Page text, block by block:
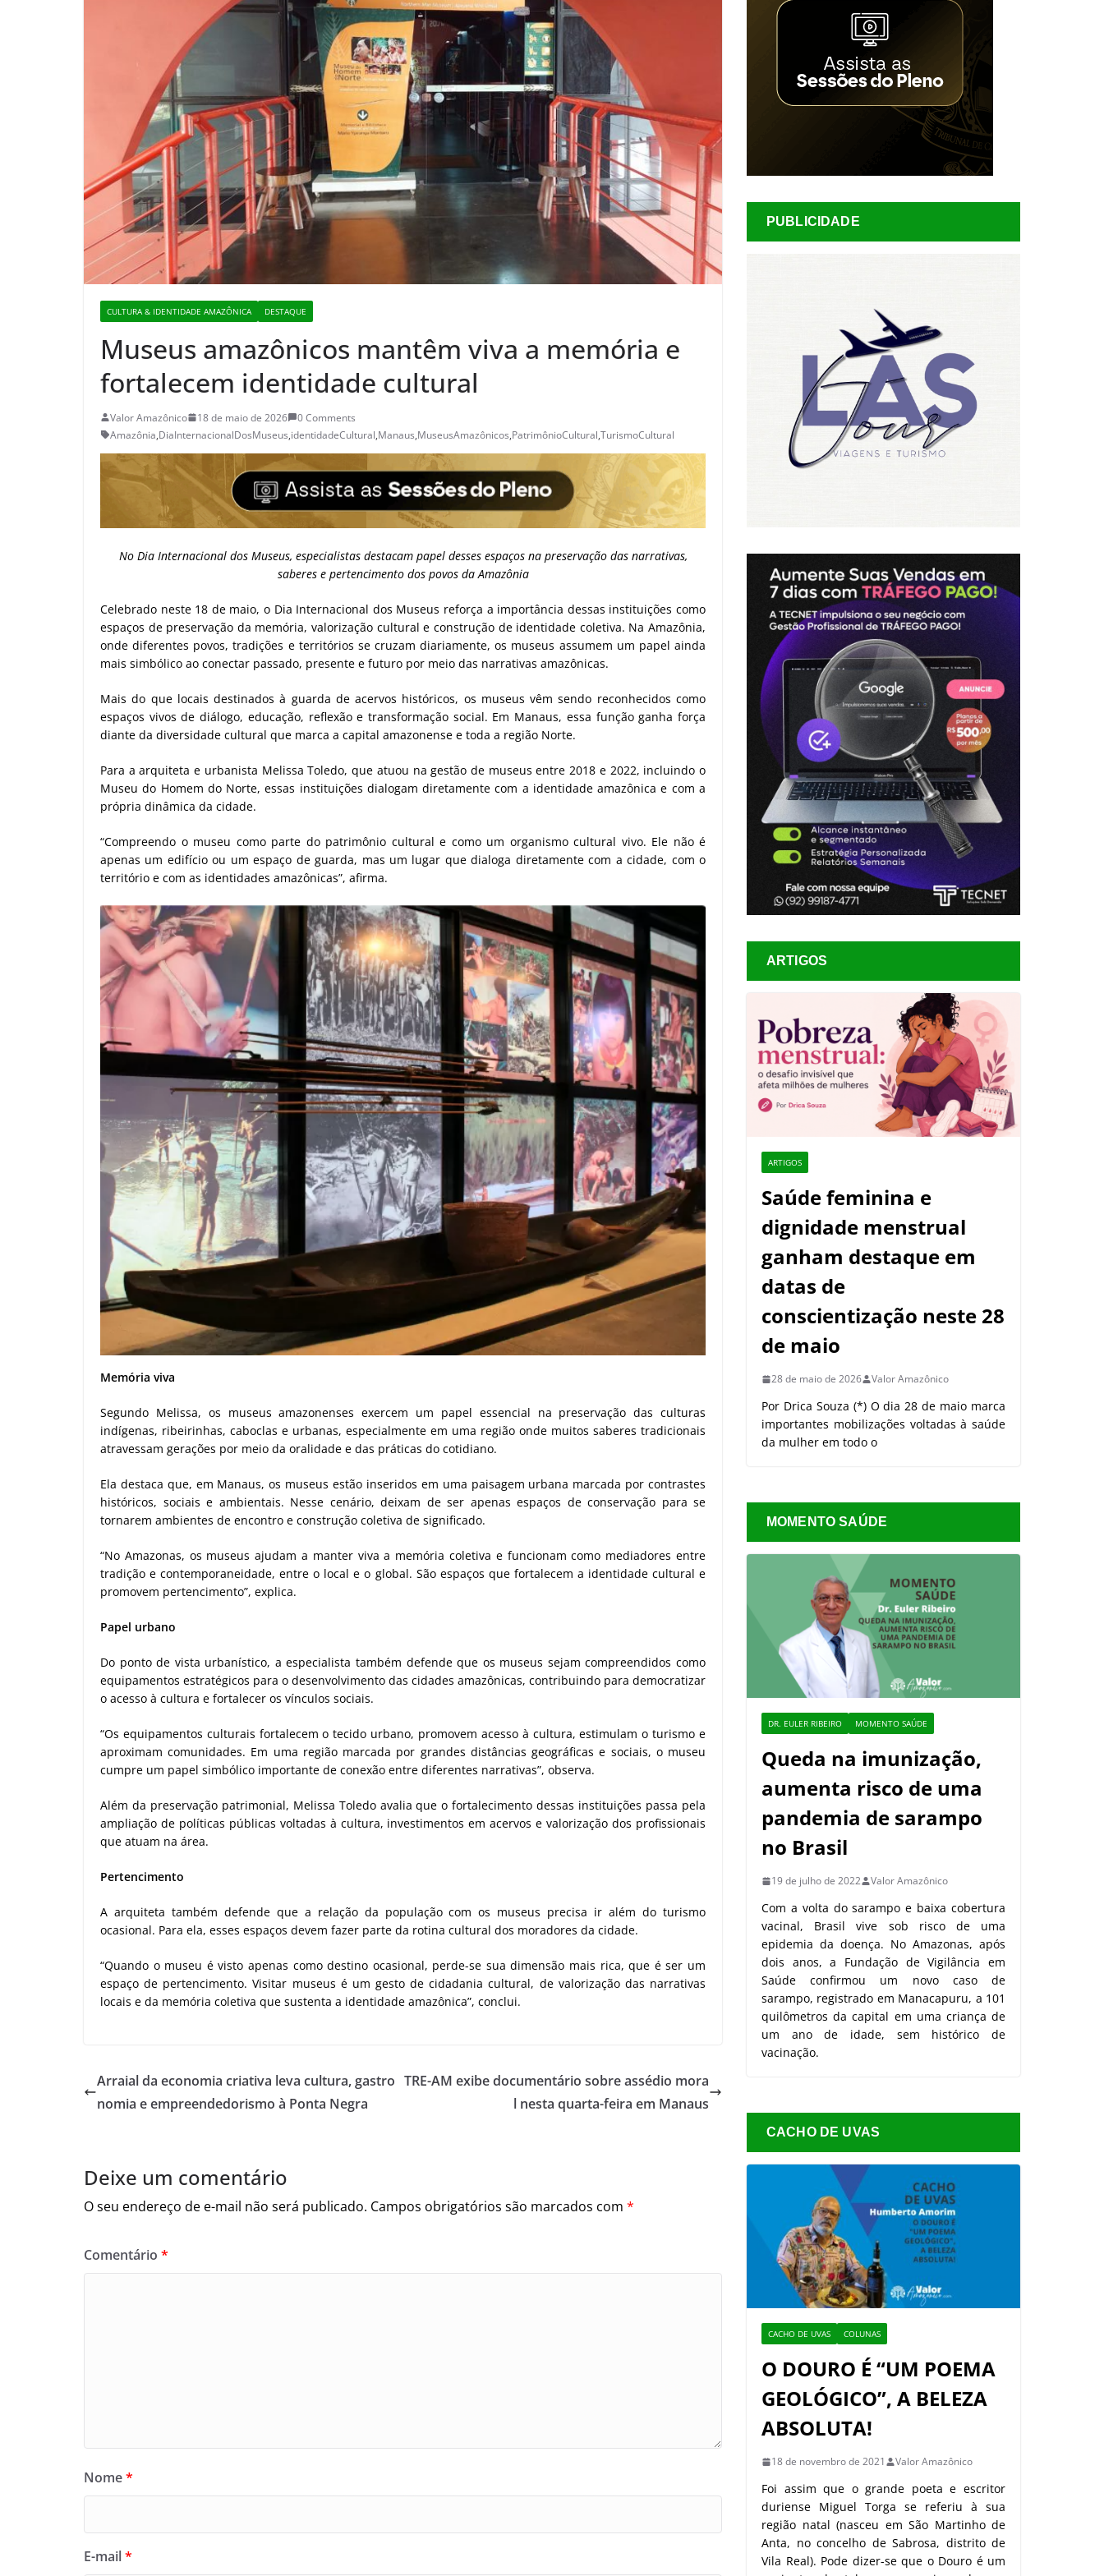
CULTURA & IDENTIDADE AMAZÔNICA DESTAQUE
Museus amazônicos mantêm viva a memória e
fortalecem identidade cultural
Valor Amazônico 18 de maio de 2026
0 Comments
Amazônia,DiaInternacionalDosMuseus,identidadeCultural,Manaus,MuseusAmazônicos,PatrimônioCultural,TurismoCultural
No Dia Internacional dos Museus, especialistas destacam papel desses espaços na preservação das narrativas,
saberes e pertencimento dos povos da Amazônia
Celebrado neste 18 de maio, o Dia Internacional dos Museus reforça a importância dessas instituições como
espaços de preservação da memória, valorização cultural e construção de identidade coletiva. Na Amazônia,
onde diferentes povos, tradições e territórios se cruzam diariamente, os museus assumem um papel ainda
mais simbólico ao conectar passado, presente e futuro por meio das narrativas amazônicas.
Mais do que locais destinados à guarda de acervos históricos, os museus vêm sendo reconhecidos como
espaços vivos de diálogo, educação, reflexão e transformação social. Em Manaus, essa função ganha força
diante da diversidade cultural que marca a capital amazonense e toda a região Norte.
Para a arquiteta e urbanista Melissa Toledo, que atuou na gestão de museus entre 2018 e 2022, incluindo o
Museu do Homem do Norte, essas instituições dialogam diretamente com a identidade amazônica e com a
própria dinâmica da cidade.
“Compreendo o museu como parte do patrimônio cultural e como um organismo cultural vivo. Ele não é
apenas um edifício ou um espaço de guarda, mas um lugar que dialoga diretamente com a cidade, com o
território e com as identidades amazônicas”, afirma.
Memória viva
Segundo Melissa, os museus amazonenses exercem um papel essencial na preservação das culturas
indígenas, ribeirinhas, caboclas e urbanas, especialmente em uma região onde muitos saberes tradicionais
atravessam gerações por meio da oralidade e das práticas do cotidiano.
Ela destaca que, em Manaus, os museus estão inseridos em uma paisagem urbana marcada por contrastes
históricos, sociais e ambientais. Nesse cenário, deixam de ser apenas espaços de conservação para se
tornarem ambientes de encontro e construção coletiva de significado.
“No Amazonas, os museus ajudam a manter viva a memória coletiva e funcionam como mediadores entre
tradição e contemporaneidade, entre o local e o global. São espaços que fortalecem a identidade cultural e
promovem pertencimento”, explica.
Papel urbano
Do ponto de vista urbanístico, a especialista também defende que os museus sejam compreendidos como
equipamentos estratégicos para o desenvolvimento das cidades amazônicas, contribuindo para democratizar
o acesso à cultura e fortalecer os vínculos sociais.
“Os equipamentos culturais fortalecem o tecido urbano, promovem acesso à cultura, estimulam o turismo e
aproximam comunidades. Em uma região marcada por grandes distâncias geográficas e sociais, o museu
cumpre um papel simbólico importante de conexão entre diferentes narrativas”, observa.
Além da preservação patrimonial, Melissa Toledo avalia que o fortalecimento dessas instituições passa pela
ampliação de políticas públicas voltadas à cultura, investimentos em acervos e valorização dos profissionais
que atuam na área.
Pertencimento
A arquiteta também defende que a relação da população com os museus precisa ir além do turismo
ocasional. Para ela, esses espaços devem fazer parte da rotina cultural dos moradores da cidade.
“Quando o museu é visto apenas como destino ocasional, perde-se sua dimensão mais rica, que é ser um
espaço de pertencimento. Visitar museus é um gesto de cidadania cultural, de valorização das narrativas
locais e da memória coletiva que sustenta a identidade amazônica”, conclui.
Arraial da economia criativa leva cultura, gastro
nomia e empreendedorismo à Ponta Negra
TRE-AM exibe documentário sobre assédio mora
l nesta quarta-feira em Manaus
Deixe um comentário
O seu endereço de e-mail não será publicado. Campos obrigatórios são marcados com *
Comentário *
Nome*
E-mail*
PUBLICIDADE
ARTIGOS
ARTIGOS
Saúde feminina e
dignidade menstrual
ganham destaque em
datas de
conscientização neste 28
de maio
28 de maio de 2026 Valor Amazônico
Por Drica Souza (*) O dia 28 de maio marca
importantes mobilizações voltadas à saúde
da mulher em todo o
MOMENTO SAÚDE
DR. EULER RIBEIRO MOMENTO SAÚDE
Queda na imunização,
aumenta risco de uma
pandemia de sarampo
no Brasil
19 de julho de 2022 Valor Amazônico
Com a volta do sarampo e baixa cobertura
vacinal, Brasil vive sob risco de uma
epidemia da doença. No Amazonas, após
dois anos, a Fundação de Vigilância em
Saúde confirmou um novo caso de
sarampo, registrado em Manacapuru, a 101
quilômetros da capital em uma criança de
um ano de idade, sem histórico de
vacinação.
CACHO DE UVAS
CACHO DE UVAS COLUNAS
O DOURO É “UM POEMA
GEOLÓGICO”, A BELEZA
ABSOLUTA!
18 de novembro de 2021 Valor Amazônico
Foi assim que o grande poeta e escritor
duriense Miguel Torga se referiu à sua
região natal (nasceu em São Martinho de
Anta, no concelho de Sabrosa, distrito de
Vila Real). Pode dizer-se que o Douro é um